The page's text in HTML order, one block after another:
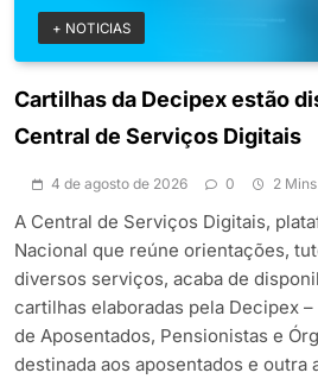
+ NOTICIAS
Cartilhas da Decipex estão
Central de Serviços Digitais
4 de agosto de 2026 0 2 Mins
A Central de Serviços Digitais,
Nacional que reúne orientações,
diversos serviços, acaba de
cartilhas elaboradas pela Decipex
de Aposentados, Pensionistas e
destinada aos aposentados e outra